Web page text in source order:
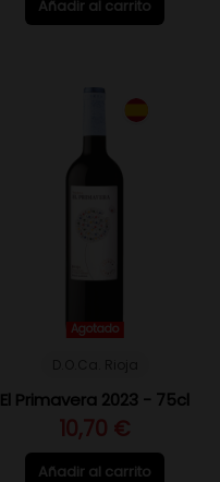
Añadir al carrito
Agotado
El Primavera 2023 - 75cl
10,70 €
Añadir al carrito